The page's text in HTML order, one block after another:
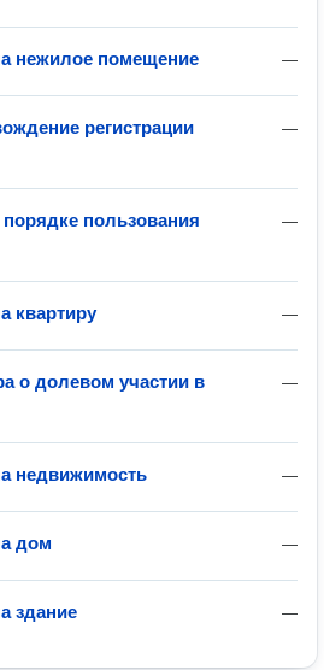
—
нежилое помещение
—
регистрации
—
пользования
—
квартиру
—
о долевом участии в
—
недвижимость
—
дом
—
здание